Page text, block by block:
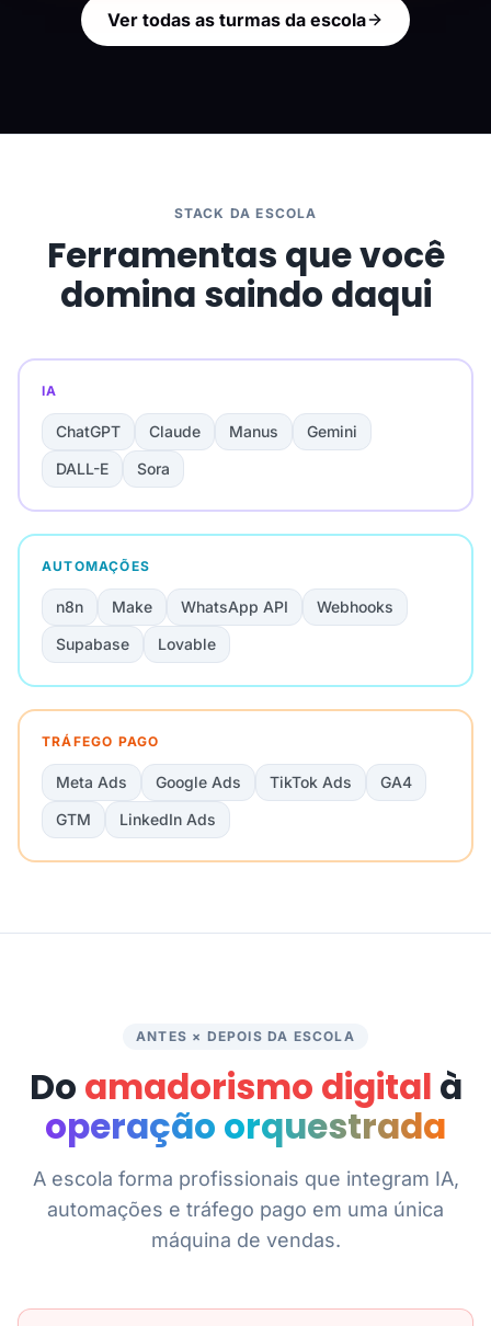
Ver todas as turmas da escola
STACK DA ESCOLA
Ferramentas que você
domina saindo daqui
IA
ChatGPT Claude Manus
Gemini
DALL-E
Sora
AUTOMAÇÕES
n8n Make WhatsApp API
Webhooks
Supabase
Lovable
TRÁFEGO PAGO
Meta Ads Google Ads TikTok Ads
GA4
GTM
LinkedIn Ads
ANTES × DEPOIS DA ESCOLA
Do amadorismo digital à
operação orquestrada
A escola forma profissionais que integram IA,
automações e tráfego pago em uma única
máquina de vendas.